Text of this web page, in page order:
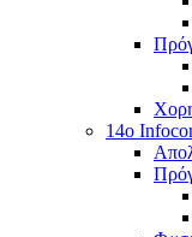
14o